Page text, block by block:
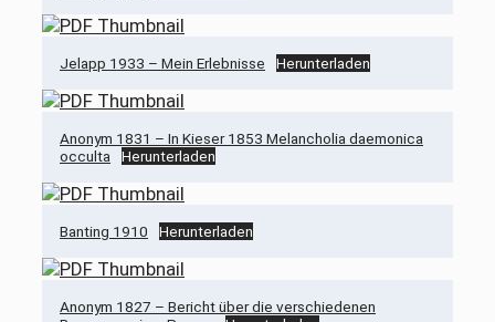
Jelapp 1933 – Mein Erlebnisse Herunterladen
Anonym 1831 – In Kieser 1853 Melancholia daemonica
occulta
Herunterladen
Banting 1910 Herunterladen
Anonym 1827 – Bericht über die verschiedenen